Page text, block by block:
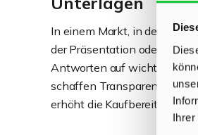
In einem Markt, in dem
der Präsentation oder
Antworten auf wichtige
schaffen Transparenz und
erhöht die Kaufbereitschaft